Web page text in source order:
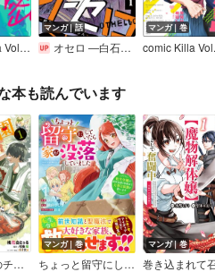
る秘密
マンガ｜話
オセロ ―白石くんと黒木さん―（分冊版）
マンガ｜巻
本も読んでいます
点ができていた～
マンガ｜巻
ちょっと留守にしていたら家が没落していました 転生令嬢は前世知識と聖魔法で大事な家族を救います
マンガ｜巻